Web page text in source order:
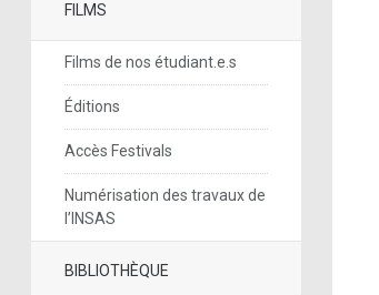
FILMS
Films de nos étudiant.e.s
Éditions
Accès Festivals
Numérisation des travaux de
l’INSAS
BIBLIOTHÈQUE